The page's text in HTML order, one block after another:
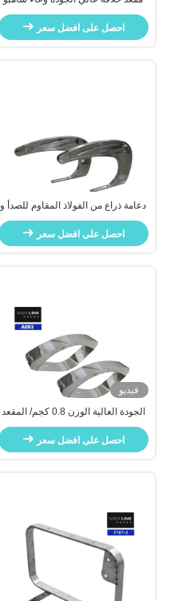
من السيراميك مع مجموع الوزن 21
كجم
احصل على افضل سعر
دعامة ذراع من الفولاذ المقاوم للصدأ و
كرسي الحلاقة قاعدة 560 × 29 ×
335mm
احصل على افضل سعر
فيديو
الجودة العالية الوزن 0.8 كجم/ المقعد
الفولاذ المقاوم للصدأ مقاعد الحلاقة
احصل على افضل سعر